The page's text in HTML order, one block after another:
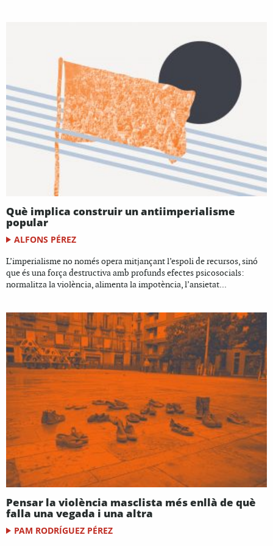
Què implica construir un antiimperialisme
popular
ALFONS PÉREZ
L’imperialisme no només opera mitjançant l’espoli de recursos, sinó
que és una força destructiva amb profunds efectes psicosocials:
normalitza la violència, alimenta la impotència, l’ansietat...
Pensar la violència masclista més enllà de què
falla una vegada i una altra
PAM RODRÍGUEZ PÉREZ